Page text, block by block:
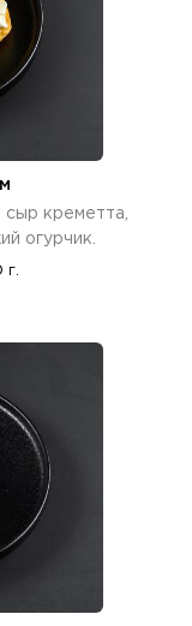
креметта,
огурчик.
г.